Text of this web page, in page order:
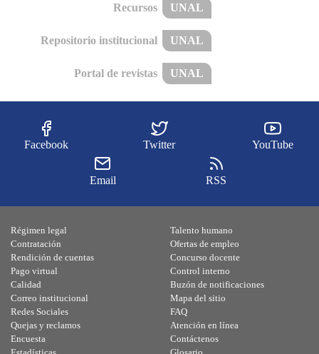
Recursos UNAL
Repositorio institucional UNAL
Portal de revistas UNAL
Facebook Twitter YouTube
Email RSS
Régimen legal
Contratación
Rendición de cuentas
Pago virtual
Calidad
Talento humano
Ofertas de empleo
Concurso docente
Control interno
Buzón de notificaciones
Correo institucional
Redes Sociales
Quejas y reclamos
Encuesta
Mapa del sitio
FAQ
Atención en línea
Contáctenos